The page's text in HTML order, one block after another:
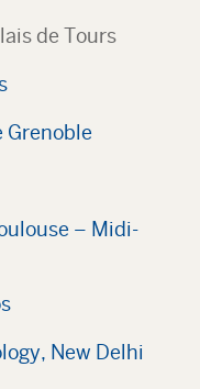
de Tours
Grenoble
– Midi-
New Delhi